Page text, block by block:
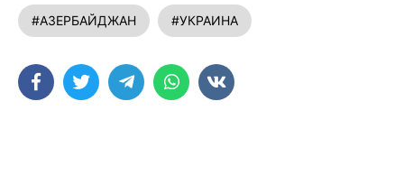
#АЗЕРБАЙДЖАН #УКРАИНА